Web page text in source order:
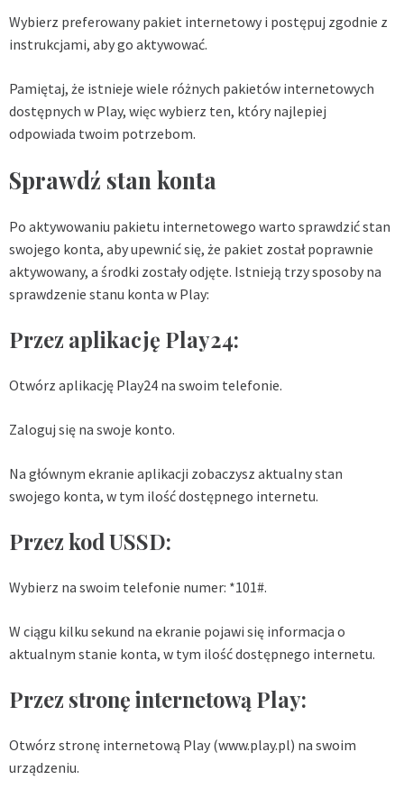
Wybierz preferowany pakiet internetowy i postępuj zgodnie z
instrukcjami, aby go aktywować.
Pamiętaj, że istnieje wiele różnych pakietów internetowych
dostępnych w Play, więc wybierz ten, który najlepiej
odpowiada twoim potrzebom.
Sprawdź stan konta
Po aktywowaniu pakietu internetowego warto sprawdzić stan
swojego konta, aby upewnić się, że pakiet został poprawnie
aktywowany, a środki zostały odjęte. Istnieją trzy sposoby na
sprawdzenie stanu konta w Play:
Przez aplikację Play24:
Otwórz aplikację Play24 na swoim telefonie.
Zaloguj się na swoje konto.
Na głównym ekranie aplikacji zobaczysz aktualny stan
swojego konta, w tym ilość dostępnego internetu.
Przez kod USSD:
Wybierz na swoim telefonie numer: *101#.
W ciągu kilku sekund na ekranie pojawi się informacja o
aktualnym stanie konta, w tym ilość dostępnego internetu.
Przez stronę internetową Play:
Otwórz stronę internetową Play (www.play.pl) na swoim
urządzeniu.